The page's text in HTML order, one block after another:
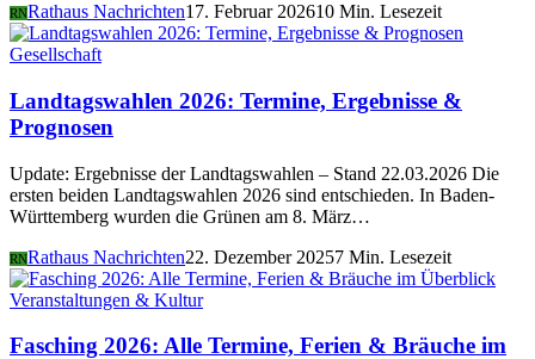
RNRathaus Nachrichten17. Februar 202610 Min. Lesezeit
Gesellschaft
Landtagswahlen 2026: Termine, Ergebnisse &
Prognosen
Update: Ergebnisse der Landtagswahlen – Stand 22.03.2026 Die
ersten beiden Landtagswahlen 2026 sind entschieden. In Baden-
Württemberg wurden die Grünen am 8. März…
RNRathaus Nachrichten22. Dezember 20257 Min. Lesezeit
Veranstaltungen & Kultur
Fasching 2026: Alle Termine, Ferien & Bräuche im